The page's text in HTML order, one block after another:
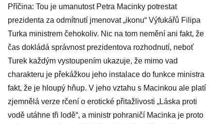
může vládě
znepříjemnit
život," řekl Petr
Pavel
Příčina: Tou je umanutost Petra Macinky potrestat
prezidenta za odmítnutí jmenovat „ikonu“ Výfukářů Filipa
Turka ministrem čehokoliv. Nic na tom nemění ani fakt, že
čas dokládá správnost prezidentova rozhodnutí, neboť
Turek každým vystoupením ukazuje, že mimo vad
charakteru je překážkou jeho instalace do funkce ministra
fakt, že je hloupý hňup. V jeho vztahu s Macinkou ale platí
zjemnělá verze rčení o erotické přitažlivosti „Láska proti
vodě utáhne tři lodě“, a ministr pohraničí Macinka je proto